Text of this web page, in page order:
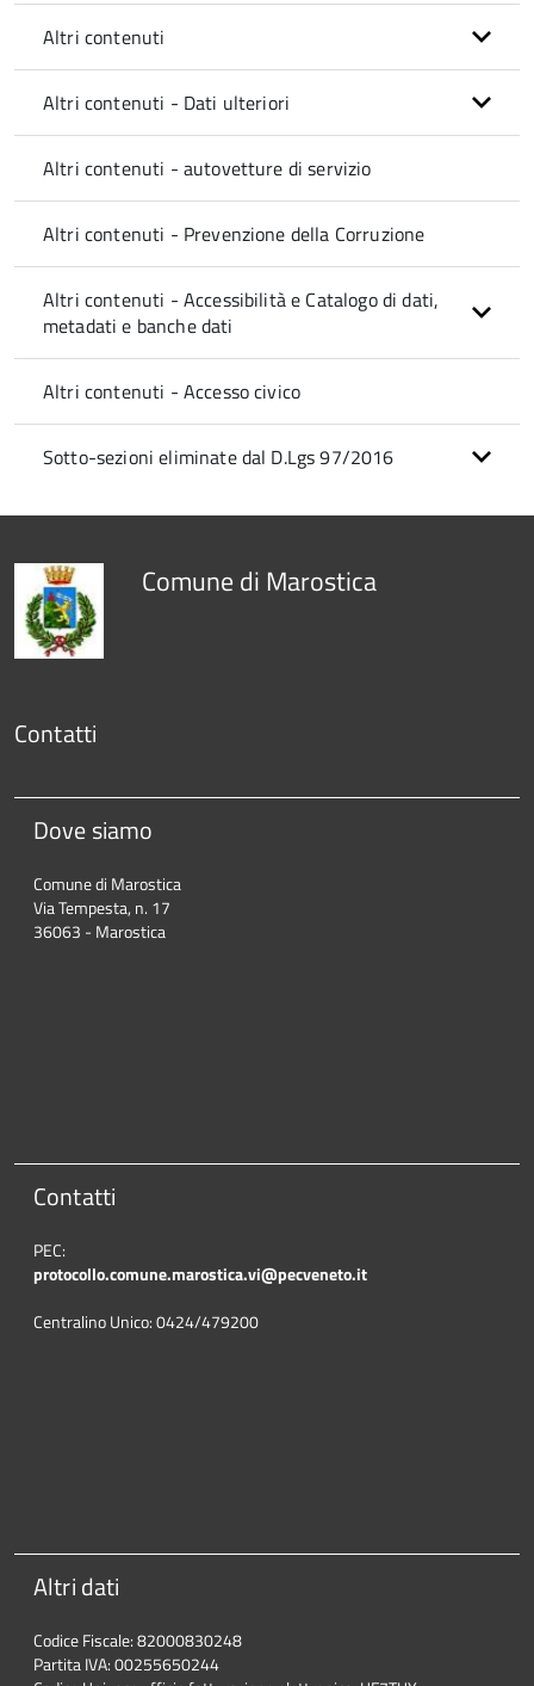
Altri contenuti
Altri contenuti - Dati ulteriori
Altri contenuti - autovetture di servizio
Altri contenuti - Prevenzione della Corruzione
Altri contenuti - Accessibilità e Catalogo di dati,
metadati e banche dati
Altri contenuti - Accesso civico
Sotto-sezioni eliminate dal D.Lgs 97/2016
Comune di Marostica
Contatti
Dove siamo
Comune di Marostica
Via Tempesta, n. 17
36063 - Marostica
Contatti
PEC:
protocollo.comune.marostica.vi@pecveneto.it
Centralino Unico: 0424/479200
Altri dati
Codice Fiscale: 82000830248
Partita IVA: 00255650244